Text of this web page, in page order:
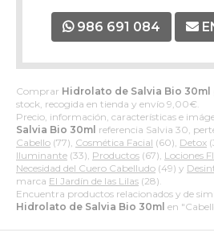
Comprar Hidrolato de Salvia Bio 30ml
stock, recogida en tienda y envío 9,00€.
Precio, información, características e
Salvia Bio 30ml referencia Salvia 30,
Cabello (77), Cosmética Facial (60), Detox
Iluminante (33), Productos (67), Lociones
Necesidad del Cuero Cabelludo (49) y
marca El Jardín de las Lilas (28).
Encuentra productos relacionados y de
Hidrolato de Salvia Bio 30ml en
986 691 084